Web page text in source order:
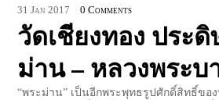
31 Jan 2017 0 Comments
วัดเชียงทอง ประ
ม่าน – หลวงพระบ
“พระม่าน” เป็นอีกพระพุทธรูปศักดิ์สิทธิ์ขอ